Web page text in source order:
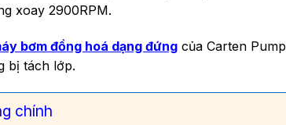
xoay 2900RPM.
bơm đồng hoá dạng đứng của Carten
bị tách lớp.
chính